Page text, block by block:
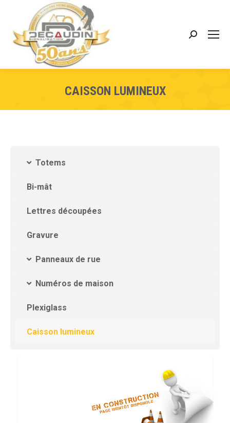
CAISSON LUMINEUX
Totems
Bi-mât
Lettres découpées
Gravure
Panneaux de rue
Numéros de maison
Plexiglass
Caisson lumineux